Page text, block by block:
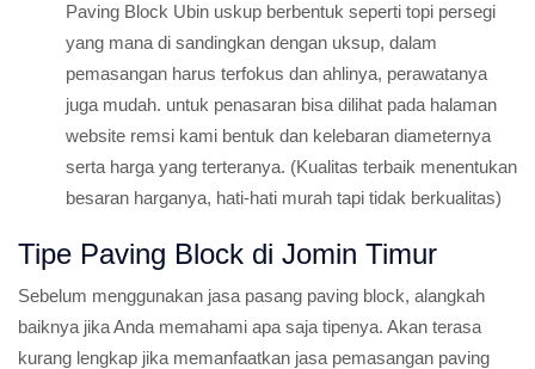
Paving Block Ubin uskup berbentuk seperti topi persegi
yang mana di sandingkan dengan uksup, dalam
pemasangan harus terfokus dan ahlinya, perawatanya
juga mudah. untuk penasaran bisa dilihat pada halaman
website remsi kami bentuk dan kelebaran diameternya
serta harga yang terteranya. (Kualitas terbaik menentukan
besaran harganya, hati-hati murah tapi tidak berkualitas)
Tipe Paving Block di Jomin Timur
Sebelum menggunakan jasa pasang paving block, alangkah
baiknya jika Anda memahami apa saja tipenya. Akan terasa
kurang lengkap jika memanfaatkan jasa pemasangan paving